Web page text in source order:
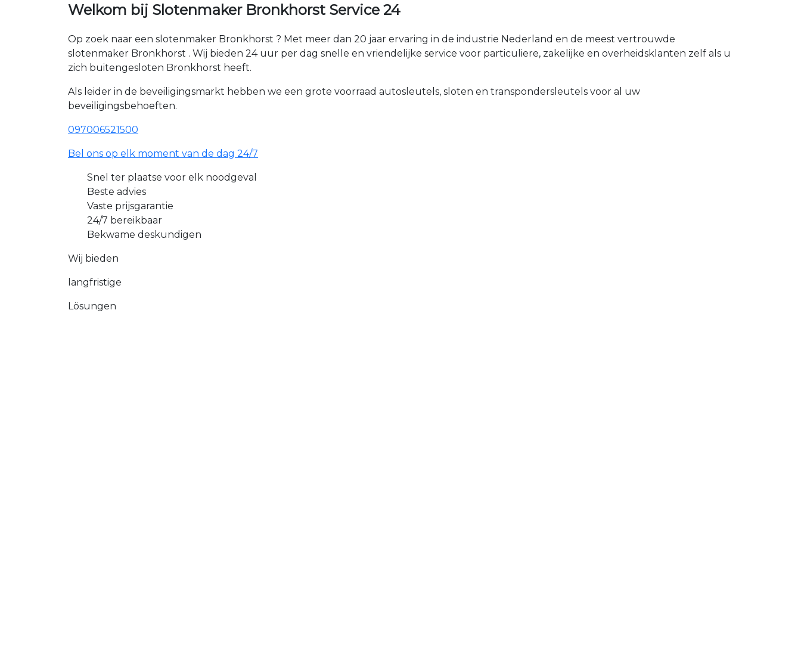
Welkom bij Slotenmaker Bronkhorst Service 24
Op zoek naar een slotenmaker Bronkhorst ? Met meer dan 20 jaar ervaring in de industrie Nederland en de meest vertrouwde
slotenmaker Bronkhorst . Wij bieden 24 uur per dag snelle en vriendelijke service voor particuliere, zakelijke en overheidsklanten zelf als u
zich buitengesloten Bronkhorst heeft.
Als leider in de beveiligingsmarkt hebben we een grote voorraad autosleutels, sloten en transpondersleutels voor al uw
beveiligingsbehoeften.
097006521500
Bel ons op elk moment van de dag 24/7
Snel ter plaatse voor elk noodgeval
Beste advies
Vaste prijsgarantie
24/7 bereikbaar
Bekwame deskundigen
Wij bieden
langfristige
Lösungen